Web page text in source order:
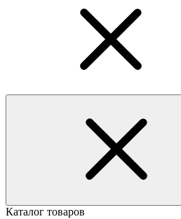
Каталог товаров